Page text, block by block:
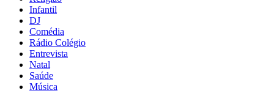
Infantil
DJ
Comédia
Rádio Colégio
Entrevista
Natal
Saúde
Música